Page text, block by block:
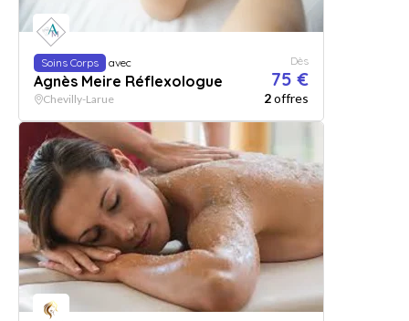
Soins Corps avec
Agnès Meire Réflexologue
Dès
75 €
Chevilly-Larue 2offres